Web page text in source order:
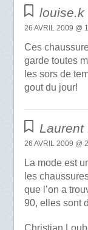
louise.k
26 AVRIL 2009 @
Ces
garde toutes
les sors de
gout du jour!
Laurent
26 AVRIL 2009 @
La mode est
les
que l’on a
90, elles sont
Christian